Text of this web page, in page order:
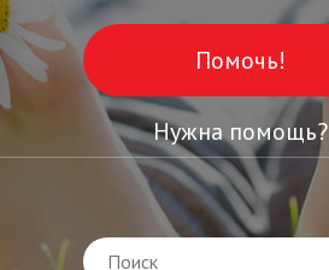
Помочь!
Нужна помощь?